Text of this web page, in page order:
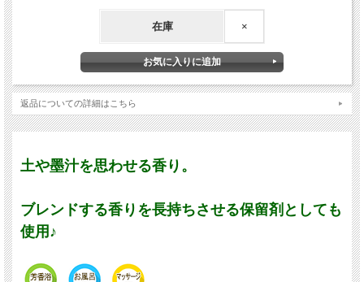
在庫 ×
返品についての詳細はこちら
土や墨汁を思わせる香り。
ブレンドする香りを長持ちさせる保留剤としても
使用♪